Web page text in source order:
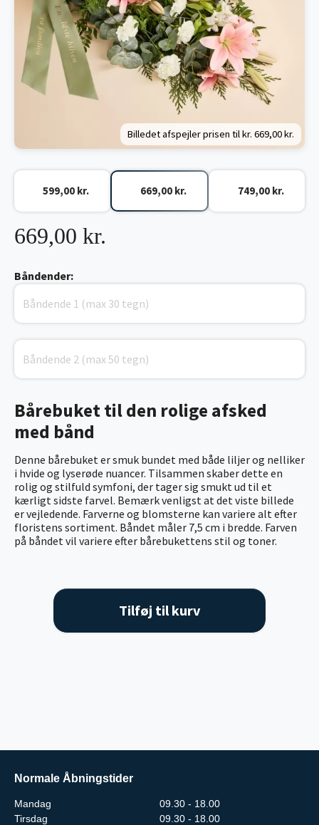
Billedet afspejler prisen til kr. 669,00 kr.
Bårebuket til den rolige afsked
med bånd
Denne bårebuket er smuk bundet med både liljer og nelliker
i hvide og lyserøde nuancer. Tilsammen skaber dette en
rolig og stilfuld symfoni, der tager sig smukt ud til et
kærligt sidste farvel. Bemærk venligst at det viste billede
er vejledende. Farverne og blomsterne kan variere alt efter
floristens sortiment. Båndet måler 7,5 cm i bredde. Farven
på båndet vil variere efter bårebukettens stil og toner.
669,00 kr.
599,00 kr. 669,00 kr. 749,00 kr.
Båndender:
Tilføj til kurv
Normale Åbningstider
Mandag
09.30 - 18.00
Tirsdag
09.30 - 18.00